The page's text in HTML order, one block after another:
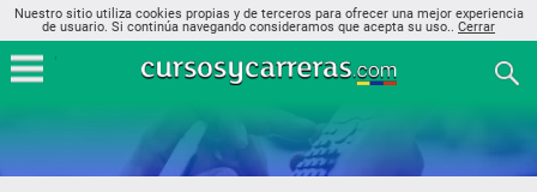
Nuestro sitio utiliza cookies propias y de terceros para ofrecer una mejor experiencia
de usuario. Si continúa navegando consideramos que acepta su uso.. Cerrar